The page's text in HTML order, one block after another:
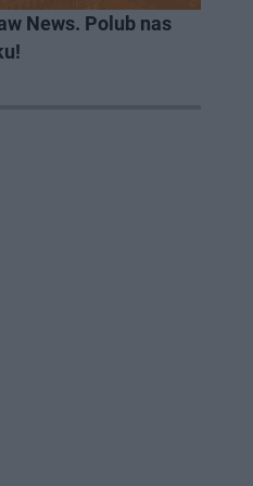
News. Polub nas